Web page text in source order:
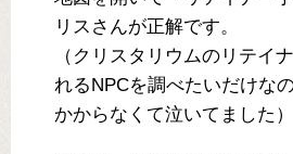
リスさんが正解です。
（クリスタリウムのリテイ
れるNPCを調べたいだけな
かからなくて泣いてました）